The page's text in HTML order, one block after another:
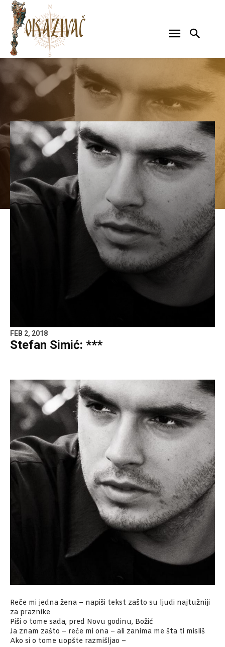
FEB 2, 2018
Stefan Simić: ***
Reče mi jedna žena – napiši tekst zašto su ljudi najtužniji
za praznike
Piši o tome sada, pred Novu godinu, Božić
Ja znam zašto – reče mi ona – ali zanima me šta ti misliš
Ako si o tome uopšte razmišljao –